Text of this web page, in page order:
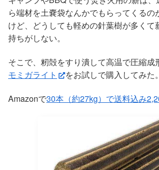
ら端材を土嚢袋なんかでもらってくるの
けど、どうしても軽めの針葉樹が多くて
持ちがしない。
そこで、籾殻をすり潰して高温で圧縮成
モミガライト
をお試しで購入してみた。
Amazonで30本（約27kg）で送料込み